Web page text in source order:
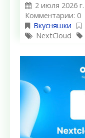
2 июля 2026 г.
Комментарии: 0
Вкусняшки
NextCloud